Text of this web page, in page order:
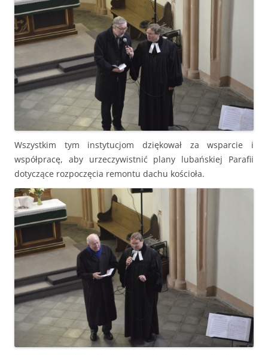
Wszystkim tym instytucjom dziękował za wsparcie i
współpracę, aby urzeczywistnić plany lubańskiej Parafii
dotyczące rozpoczęcia remontu dachu kościoła.